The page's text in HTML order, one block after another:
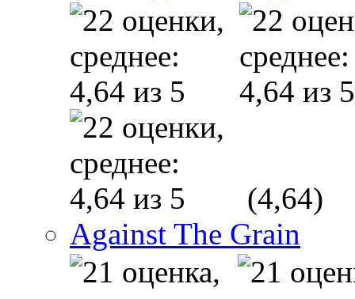
(4,64)
Against The Grain